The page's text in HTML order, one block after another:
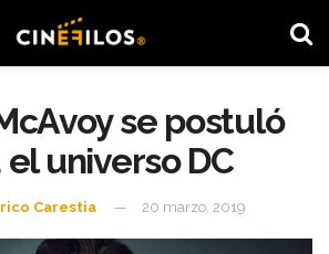
se postuló
universo DC
Carestia 20 marzo, 2019